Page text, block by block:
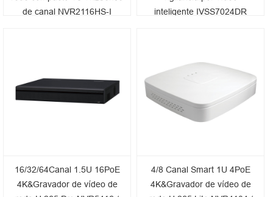
de canal NVR2116HS-I
inteligente IVSS7024DR
16/32/64Canal 1.5U 16PoE
4K&Gravador de vídeo de
4/8 Canal Smart 1U 4PoE
4K&Gravador de vídeo de